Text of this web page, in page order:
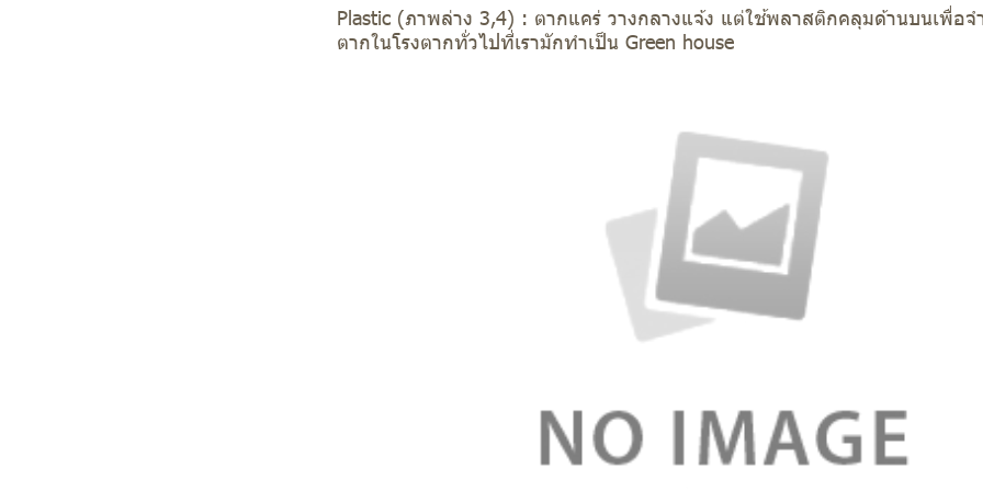
Plastic (ภาพล่าง 3,4) : ตากแคร่ วางกลางแจ้ง แต่ใช้พลาสติกคลุมด้านบนเพื่อ
ตากในโรงตากทั่วไปที่เรามักทำเป็น Green house